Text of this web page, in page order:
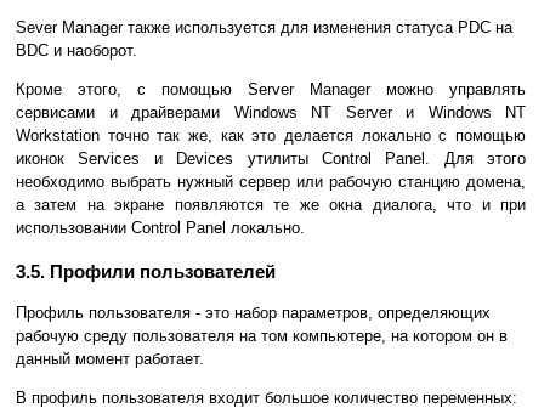
Sever Manager также используется для изменения статуса PDC на
BDC и наоборот.
Кроме этого, с помощью Server Manager можно управлять
сервисами и драйверами Windows NT Server и Windows NT
Workstation точно так же, как это делается локально с помощью
иконок Services и Devices утилиты Control Panel. Для этого
необходимо выбрать нужный сервер или рабочую станцию домена,
а затем на экране появляются те же окна диалога, что и при
использовании Control Panel локально.
3.5. Профили пользователей
Профиль пользователя - это набор параметров, определяющих
рабочую среду пользователя на том компьютере, на котором он в
данный момент работает.
В профиль пользователя входит большое количество переменных: